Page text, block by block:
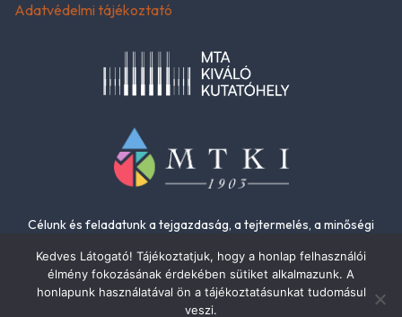
Adatvédelmi tájékoztató
Célunk és feladatunk a tejgazdaság, a tejtermelés, a minőségi
Kedves Látogató! Tájékoztatjuk, hogy a honlap felhasználói
élmény fokozásának érdekében sütiket alkalmazunk. A
honlapunk használatával ön a tájékoztatásunkat tudomásul
veszi.